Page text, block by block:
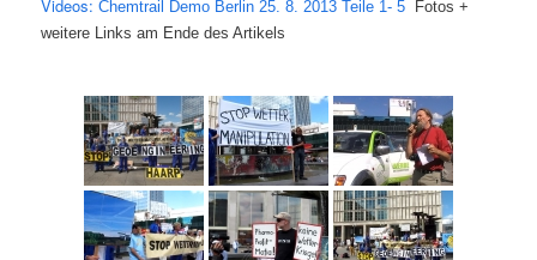
Vide­os:Chem­trail Demo Ber­lin 25. 8. 2013 Tei­le 1- 5 Fotos +
wei­te­re Links am Ende des Artikels